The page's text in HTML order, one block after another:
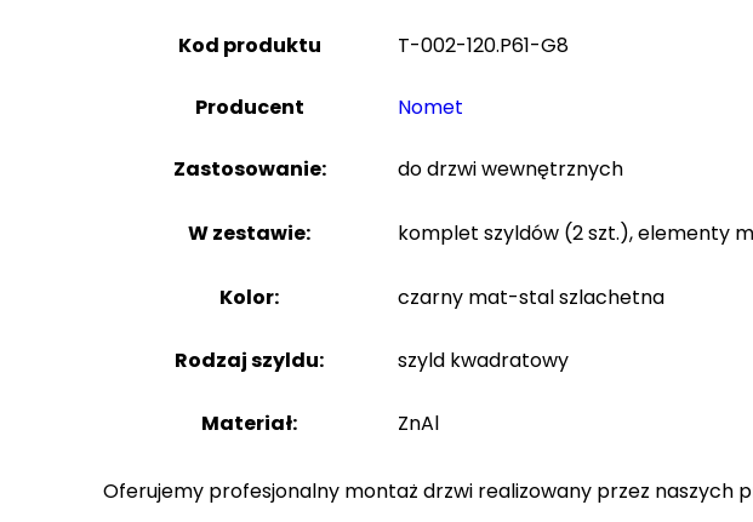
Kod produktu T-002-120.P61-G8
Producent Nomet
Zastosowanie: do drzwi wewnętrznych
W zestawie: komplet szyldów (2 szt.), elementy
Kolor: czarny mat-stal szlachetna
Rodzaj szyldu: szyld kwadratowy
Materiał: ZnAl
Oferujemy profesjonalny montaż drzwi realizowany przez naszych